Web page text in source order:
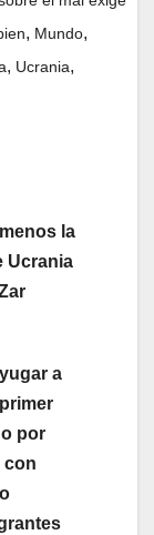
, Mundo,
, Ucrania,
la
Ucrania
a
por
con